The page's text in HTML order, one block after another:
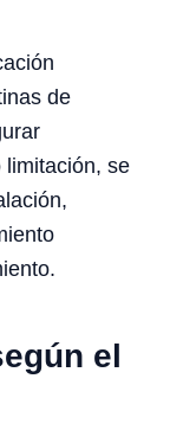
de
limitación, se
el